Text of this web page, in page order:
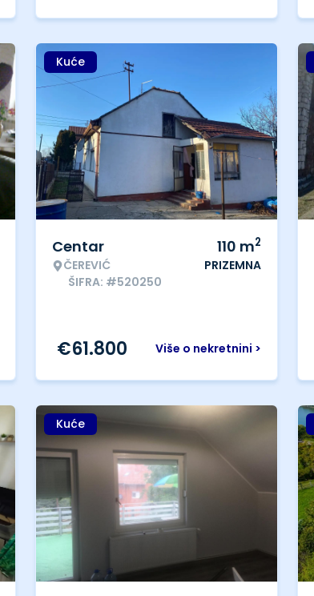
Kuće
Centar
ČEREVIĆ
ŠIFRA: #520250
110 m2
PRIZEMNA
Više o nekretnini >
€61.800
Kuće